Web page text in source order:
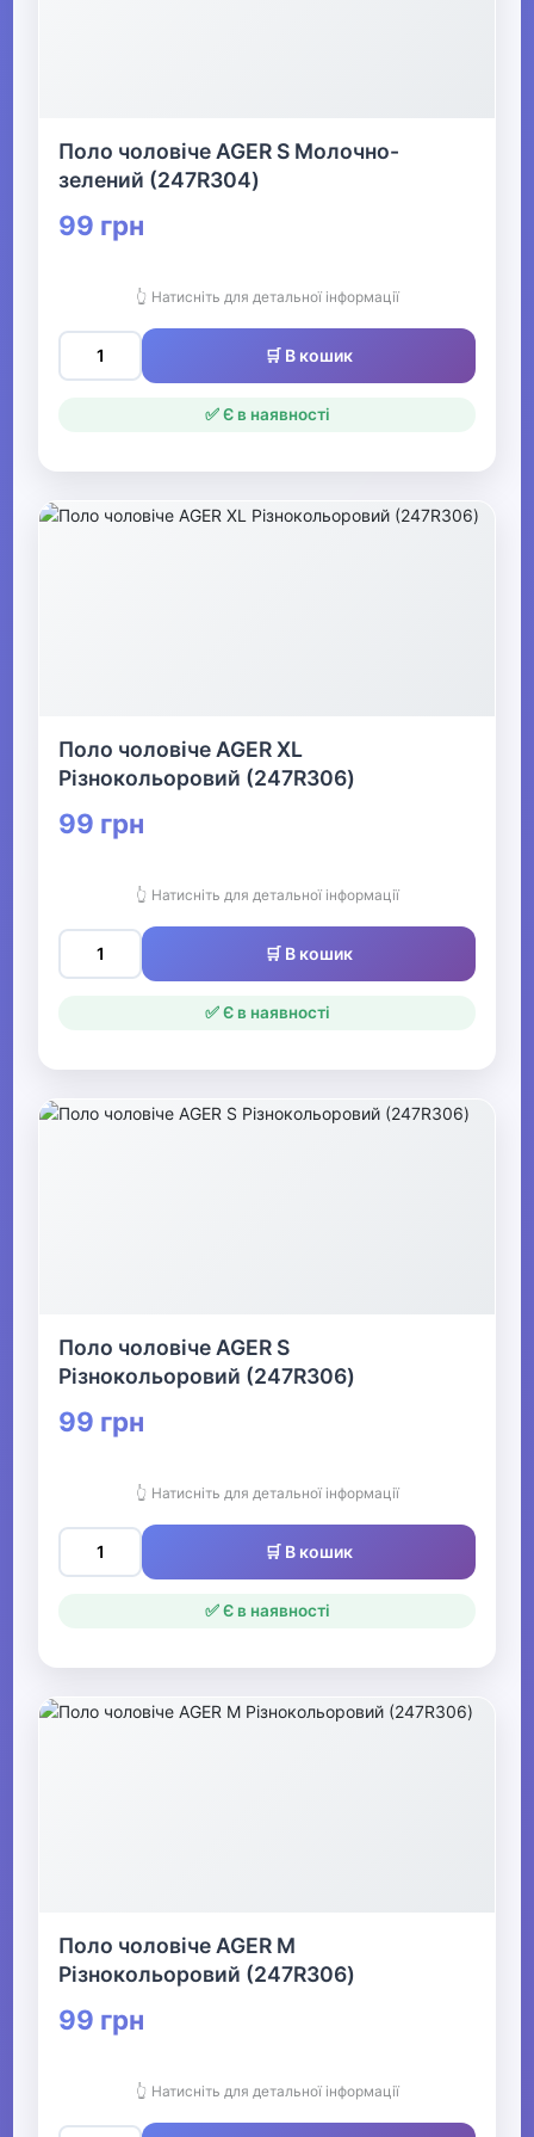
Поло чоловіче AGER S Молочно-
зелений (247R304)
99 грн
👆 Натисніть для детальної інформації
🛒 В кошик
✅ Є в наявності
Поло чоловіче AGER XL
Різнокольоровий (247R306)
99 грн
👆 Натисніть для детальної інформації
🛒 В кошик
✅ Є в наявності
Поло чоловіче AGER S
Різнокольоровий (247R306)
99 грн
👆 Натисніть для детальної інформації
🛒 В кошик
✅ Є в наявності
Поло чоловіче AGER M
Різнокольоровий (247R306)
99 грн
👆 Натисніть для детальної інформації